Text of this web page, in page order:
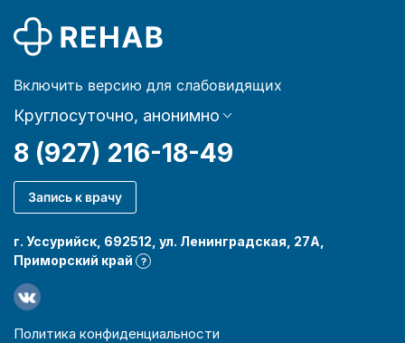
Включить версию для слабовидящих
Круглосуточно, анонимно
8 (927) 216-18-49
Запись к врачу
г. Уссурийск, 692512, ул. Ленинградская, 27А,
Приморский край
?
Политика конфиденциальности